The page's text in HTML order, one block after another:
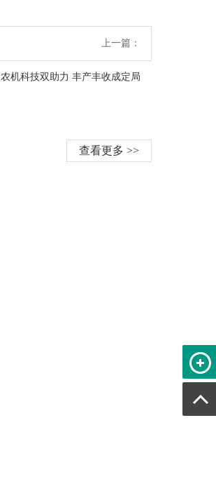
上一篇：
农机科技双助力 丰产丰收成定局
查看更多 >>